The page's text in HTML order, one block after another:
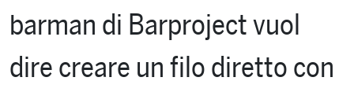
barman di Barproject vuol
dire creare un filo diretto con